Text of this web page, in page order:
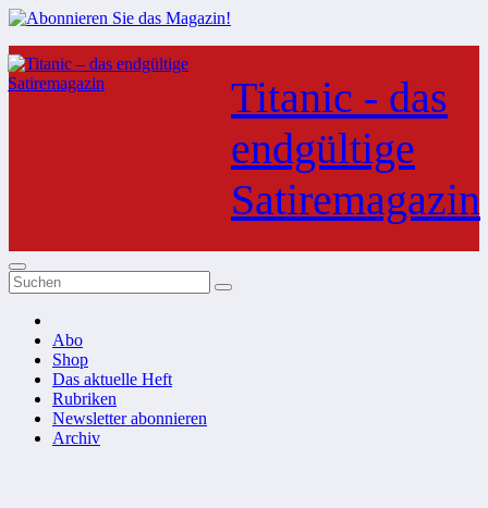
Zum
Inhalt
springen
Titanic - das
endgültige
Satiremagazin
Abo
Shop
Das aktuelle Heft
Rubriken
Newsletter abonnieren
Archiv